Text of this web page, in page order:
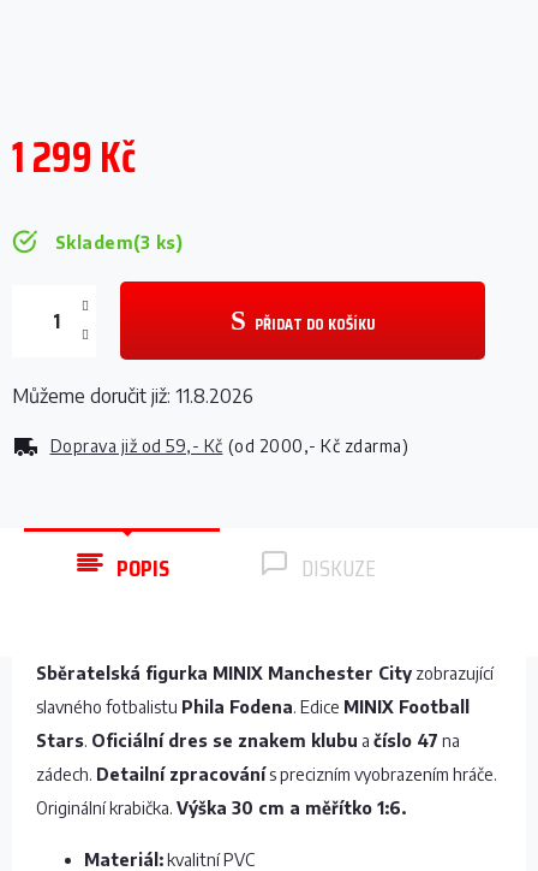
1 299 Kč
Skladem(3 ks)
Doprava již od 59,- Kč (od 2000,- Kč zdarma)
PŘIDAT DO KOŠÍKU
Můžeme doručit již: 11.8.2026
POPIS DISKUZE
Sběratelská figurka MINIX Manchester City zobrazující
slavného fotbalistu Phila Fodena. Edice MINIX Football
Stars. Oficiální dres se znakem klubu a číslo 47 na
zádech. Detailní zpracovánís precizním vyobrazením hráče.
Originální krabička. Výška 30 cm a měřítko 1:6.
Materiál:kvalitní PVC